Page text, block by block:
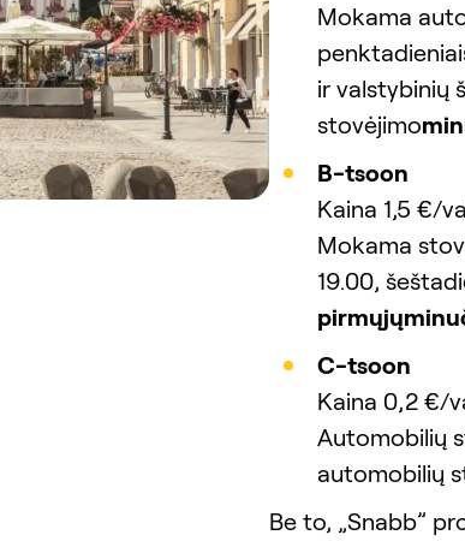
Mokama
ir valstybinių
stovėjimo
B-tsoon
Kaina 1,5 €/
Mokama
19.00,
pirmųjų
C-tsoon
Kaina 0,2 €/
Automobilių
automobilių
Be to, „Snabb”